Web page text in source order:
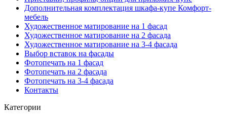
Дополнительная комплектация шкафа-купе Комфорт-
мебель
Художественное матирование на 1 фасад
Художественное матирование на 2 фасада
Художественное матирование на 3-4 фасада
Выбор вставок на фасады
Фотопечать на 1 фасад
Фотопечать на 2 фасада
Фотопечать на 3-4 фасада
Контакты
Категории